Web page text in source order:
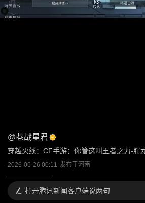
@巷战星君
穿越火线：CF手游：你管这叫王者之力-胖
2026-06-26 00:11 发布于河南
打开腾讯新闻客户端说两句